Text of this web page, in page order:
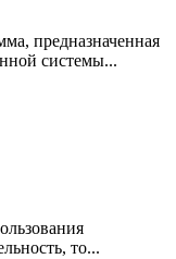
предназначенная
системы...
то...